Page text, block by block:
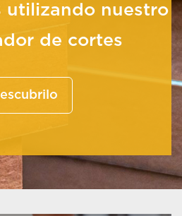
utilizando nuestro
de cortes